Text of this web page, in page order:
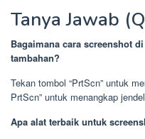
Tanya Jawab
Bagaimana cara screenshot
tambahan?
Tekan tombol “PrtScn” untuk
PrtScn” untuk menangkap
Apa alat terbaik untuk